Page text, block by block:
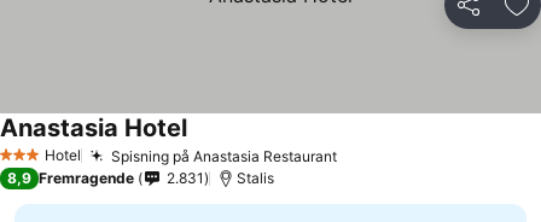
Del
3 StjernerHotel Spisning på Anastasia Restaurant
Anastasia Hotel
8,9 Fremragende 2.831 Stalis